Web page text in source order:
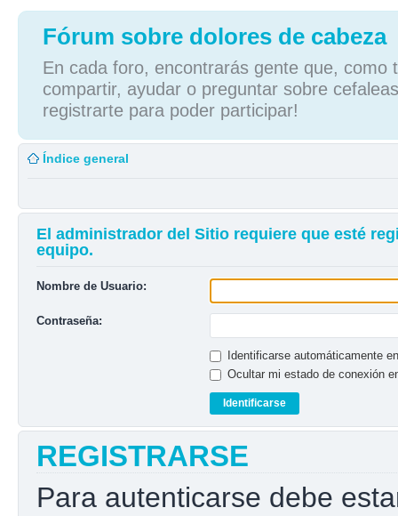
Fórum sobre dolores de cabeza
En cada foro, encontrarás gente que, como
compartir, ayudar o preguntar sobre
registrarte para poder participar!
Índice general
El administrador del Sitio requiere que esté
equipo.
Nombre de Usuario:
Contraseña:
Identificarse automáticamente
Ocultar mi estado de conexión
REGISTRARSE
Para autenticarse debe